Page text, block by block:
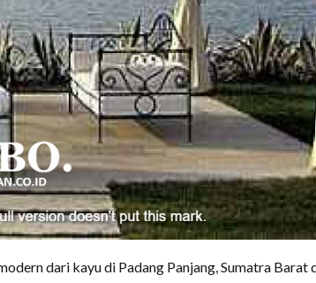
dari kayu di Padang Panjang, Sumatra Barat